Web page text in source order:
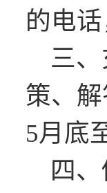
的电
三、
策、
5月底
四、